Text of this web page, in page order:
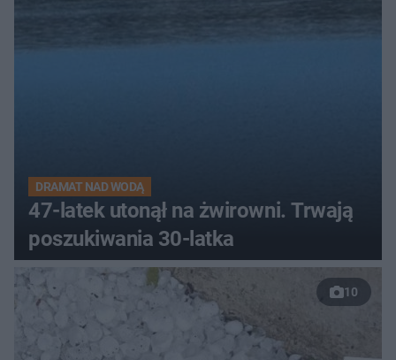
DRAMAT NAD WODĄ
47-latek utonął na żwirowni. Trwają
poszukiwania 30-latka
10